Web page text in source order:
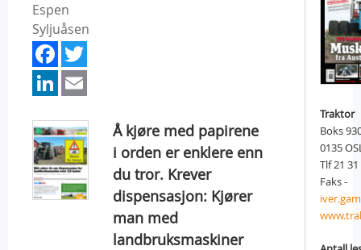
Espen
Syljuåsen
Facebook
LinkedIn
Å kjøre med papirene
i orden er enklere enn
du tror. Krever
dispensasjon: Kjører
man med
landbruksmaskiner
Traktor
Boks
0135
Tlf 21
Faks -